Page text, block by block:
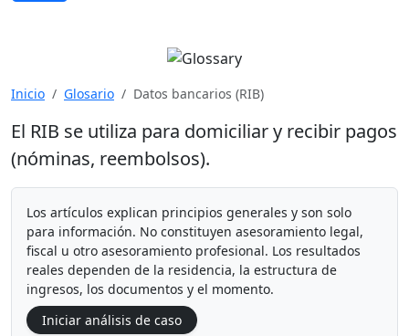
Datos bancarios (RIB)
Inicio Glosario Datos bancarios (RIB)
El RIB se utiliza para domiciliar y recibir pagos
(nóminas, reembolsos).
Los artículos explican principios generales y son solo
para información. No constituyen asesoramiento legal,
fiscal u otro asesoramiento profesional. Los resultados
reales dependen de la residencia, la estructura de
ingresos, los documentos y el momento.
Iniciar análisis de caso